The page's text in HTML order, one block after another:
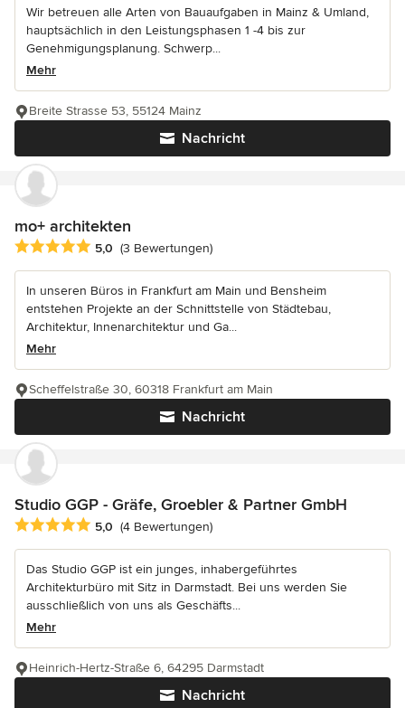
Wir betreuen alle Arten von Bauaufgaben in Mainz & Umland,
hauptsächlich in den Leistungsphasen 1 -4 bis zur
Genehmigungsplanung. Schwerp...
Mehr
Nachricht
Breite Strasse 53, 55124 Mainz
mo+ architekten
Durchschnittliche Bewertung: 5 von 5 Sternen
5,0 (3 Bewertungen)
In unseren Büros in Frankfurt am Main und Bensheim
entstehen Projekte an der Schnittstelle von Städtebau,
Architektur, Innenarchitektur und Ga...
Mehr
Nachricht
Scheffelstraße 30, 60318 Frankfurt am Main
Studio GGP - Gräfe, Groebler & Partner GmbH
Durchschnittliche Bewertung: 5 von 5 Sternen
5,0 (4 Bewertungen)
Das Studio GGP ist ein junges, inhabergeführtes
Architekturbüro mit Sitz in Darmstadt. Bei uns werden Sie
ausschließlich von uns als Geschäfts...
Mehr
Nachricht
Heinrich-Hertz-Straße 6, 64295 Darmstadt